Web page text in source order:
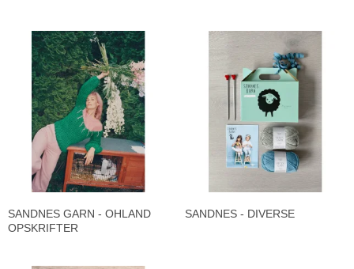
SANDNES GARN - OHLAND
OPSKRIFTER
SANDNES - DIVERSE